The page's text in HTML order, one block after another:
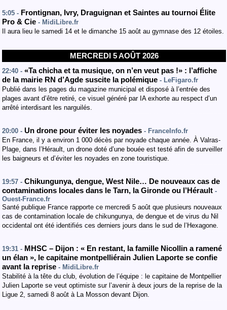
5:05 - Frontignan, Ivry, Draguignan et Saintes au tournoi Élite
Pro & Cie - MidiLibre.fr
Il aura lieu le samedi 14 et le dimanche 15 août au gymnase des 12 étoiles.
MERCREDI 5 AOÛT 2026
22:40 - «Ta chicha et ta musique, on n’en veut pas !» : l’affiche
de la mairie RN d’Agde suscite la polémique - LeFigaro.fr
Publié dans les pages du magazine municipal et disposé à l’entrée des
plages avant d’être retiré, ce visuel généré par IA exhorte au respect d’un
arrêté interdisant les narguilés.
20:00 - Un drone pour éviter les noyades - FranceInfo.fr
En France, il y a environ 1 000 décès par noyade chaque année. À Valras-
Plage, dans l’Hérault, un drone doté d’une bouée est testé afin de surveiller
les baigneurs et d’éviter les noyades en zone touristique.
19:57 - Chikungunya, dengue, West Nile… De nouveaux cas de
contaminations locales dans le Tarn, la Gironde ou l’Hérault -
Ouest-France.fr
Santé publique France rapporte ce mercredi 5 août que plusieurs nouveaux
cas de contamination locale de chikungunya, de dengue et de virus du Nil
occidental ont été identifiés ces derniers jours dans le sud de l’Hexagone.
19:31 - MHSC – Dijon : « En restant, la famille Nicollin a ramené
un élan », le capitaine montpelliérain Julien Laporte se confie
avant la reprise - MidiLibre.fr
Stabilité à la tête du club, évolution de l’équipe : le capitaine de Montpellier
Julien Laporte se veut optimiste sur l’avenir à deux jours de la reprise de la
Ligue 2, samedi 8 août à La Mosson devant Dijon.